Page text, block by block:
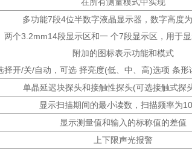
多功能7段4位半数字液晶显示器，数字高度
两个3.2mm14段显示区和一 个7段显示区，用于
附加的图标表示功能和模式
择开/关/自动，可选 择亮度(低、中、高)选项 条
单晶延迟块探头和接触性探头(可选接触式探
显示扫描期间的最小读数，扫描频率为
显示测量值和输入的标称值的差值
上下限声光报警